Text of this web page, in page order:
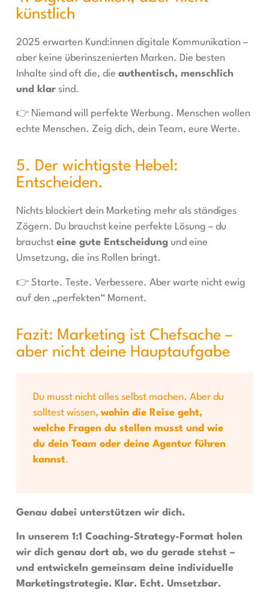
künstlich
2025 erwarten Kund:innen digitale Kommunikation –
aber keine überinszenierten Marken. Die besten
Inhalte sind oft die, dieauthentisch, menschlich
und klar sind.
👉 Niemand will perfekte Werbung. Menschen wollen
echte Menschen. Zeig dich, dein Team, eure Werte.
5. Der wichtigste Hebel:
Entscheiden.
Nichts blockiert dein Marketing mehr als ständiges
Zögern. Du brauchst keine perfekte Lösung – du
brauchsteine gute Entscheidung und eine
Umsetzung, die ins Rollen bringt.
👉 Starte. Teste. Verbessere. Aber warte nicht ewig
auf den „perfekten“ Moment.
Fazit: Marketing ist Chefsache –
aber nicht deine Hauptaufgabe
Du musst nicht alles selbst machen. Aber du
solltest wissen, wohin die Reise geht,
welche Fragen du stellen musst und wie
du dein Team oder deine Agentur führen
kannst.
Genau dabei unterstützen wir dich.
In unserem 1:1 Coaching-Strategy-Format holen
wir dich genau dort ab, wo du gerade stehst –
und entwickeln gemeinsam deine individuelle
Marketingstrategie. Klar. Echt. Umsetzbar.